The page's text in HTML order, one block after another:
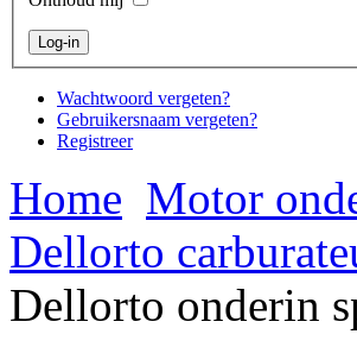
Wachtwoord vergeten?
Gebruikersnaam vergeten?
Registreer
Home Motor
Dellorto
Dellorto onderin